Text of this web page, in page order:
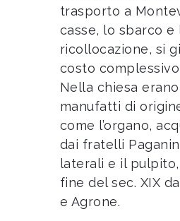
trasporto a
casse, lo sbarco e
ricollocazione, si
costo
Nella chiesa
manufatti di
come l’organo,
dai fratelli
laterali e il
fine del sec. XIX
e Agrone.